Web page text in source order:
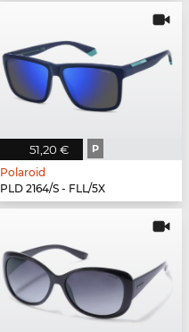
51,20 € P
Polaroid
PLD 2164/S - FLL/5X